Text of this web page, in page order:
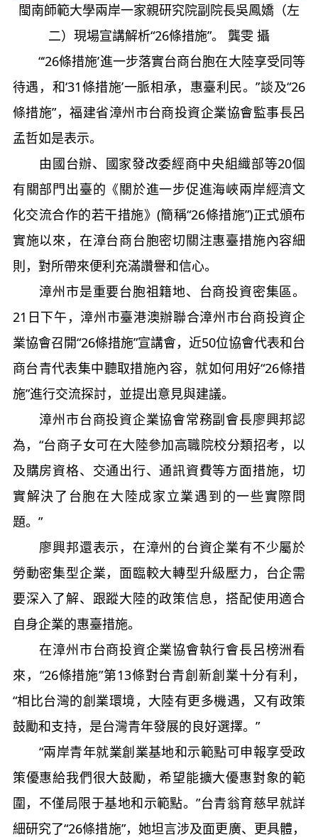
閩南師範大學兩岸一家親研究院副院長吳鳳嬌（左
二）現場宣講解析“26條措施”。 龔雯 攝
“‘26條措施’進一步落實台商台胞在大陸享受同等
待遇，和‘31條措施’一脈相承，惠臺利民。”談及“26
條措施”，福建省漳州市台商投資企業協會監事長呂
孟哲如是表示。
由國台辦、國家發改委經商中央組織部等20個
有關部門出臺的《關於進一步促進海峽兩岸經濟文
化交流合作的若干措施》(簡稱“26條措施”)正式頒布
實施以來，在漳台商台胞密切關注惠臺措施內容細
則，對所帶來便利充滿讚譽和信心。
漳州市是重要台胞祖籍地、台商投資密集區。
21日下午，漳州市臺港澳辦聯合漳州市台商投資企
業協會召開“26條措施”宣講會，近50位協會代表和台
商台青代表集中聽取措施內容，就如何用好“26條措
施”進行交流探討，並提出意見與建議。
漳州市台商投資企業協會常務副會長廖興邦認
為，“台商子女可在大陸參加高職院校分類招考，以
及購房資格、交通出行、通訊資費等方面措施，切
實解決了台胞在大陸成家立業遇到的一些實際問
題。”
廖興邦還表示，在漳州的台資企業有不少屬於
勞動密集型企業，面臨較大轉型升級壓力，台企需
要深入了解、跟蹤大陸的政策信息，搭配使用適合
自身企業的惠臺措施。
在漳州市台商投資企業協會執行會長呂榜洲看
來，“26條措施”第13條對台青創新創業十分有利，
“相比台灣的創業環境，大陸有更多機遇，又有政策
鼓勵和支持，是台灣青年發展的良好選擇。”
“兩岸青年就業創業基地和示範點可申報享受政
策優惠給我們很大鼓勵，希望能擴大優惠對象的範
圍，不僅局限于基地和示範點。”台青翁育慈早就詳
細研究了“26條措施”，她坦言涉及面更廣、更具體，